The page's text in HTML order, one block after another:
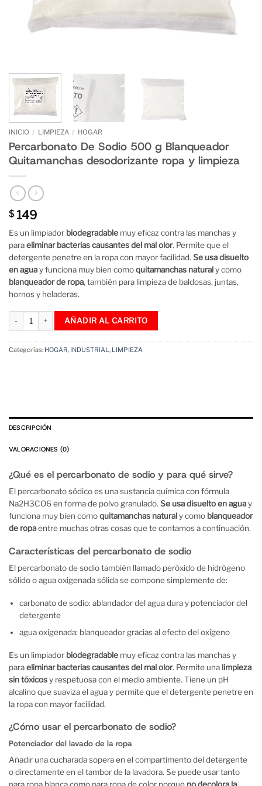
INICIO / LIMPIEZA / HOGAR
Percarbonato De Sodio 500 g Blanqueador
Quitamanchas desodorizante ropa y limpieza
$149
Es un limpiador biodegradable muy eficaz contra las manchas y
paraeliminar bacterias causantes del mal olor. Permite que el
detergente penetre en la ropa con mayor facilidad. Se usa disuelto
en aguay funciona muy bien comoquitamanchas naturaly como
blanqueador de ropa, también para limpieza de baldosas, juntas,
hornos y heladeras.
Percarbonato De Sodio 500 g Blanqueador Quitamanchas desodorizante
AÑADIR AL CARRITO
Categorías: HOGAR, INDUSTRIAL , LIMPIEZA
DESCRIPCIÓN
VALORACIONES (0)
¿Qué es el percarbonato de sodio y para qué sirve?
El percarbonato sódico es una sustancia química con fórmula
Na2H3CO6 en forma de polvo granulado. Se usa disuelto en aguay
funciona muy bien comoquitamanchas naturaly como blanqueador
de ropaentre muchas otras cosas que te contamos a continuación.
Características del percarbonato de sodio
El percarbonato de sodio también llamado peróxido de hidrógeno
sólido o agua oxigenada sólida se compone simplemente de:
carbonato de sodio: ablandador del agua dura y potenciador del
detergente
agua oxigenada: blanqueador gracias al efecto del oxígeno
Es un limpiador biodegradable muy eficaz contra las manchas y
paraeliminar bacterias causantes del mal olor. Permite una limpieza
sin tóxicosy respetuosa con el medio ambiente. Tiene un pH
alcalino que suaviza el agua y permite que el detergente penetre en
la ropa con mayor facilidad.
¿Cómo usar el percarbonato de sodio?
Potenciador del lavado de la ropa
Añadir una cucharada sopera en el compartimento del detergente
o directamente en el tambor de la lavadora. Se puede usar tanto